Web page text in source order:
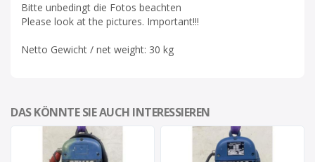
Bitte unbedingt die Fotos beachten
Please look at the pictures. Important!!!
Netto Gewicht / net weight: 30 kg
DAS KÖNNTE SIE AUCH INTERESSIEREN